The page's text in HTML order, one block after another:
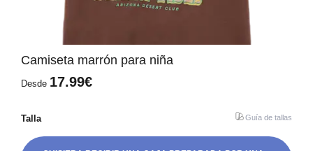
Camiseta marrón para niña
Desde 17.99€
Talla Guía de tallas